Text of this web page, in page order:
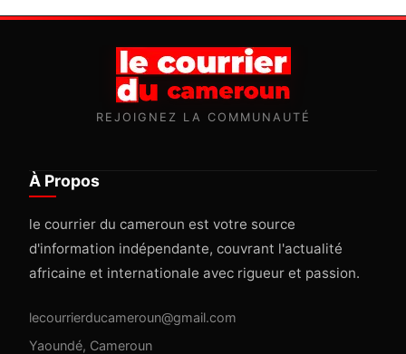
REJOIGNEZ LA COMMUNAUTÉ
À Propos
le courrier du cameroun est votre source
d'information indépendante, couvrant l'actualité
africaine et internationale avec rigueur et passion.
lecourrierducameroun@gmail.com
Yaoundé, Cameroun